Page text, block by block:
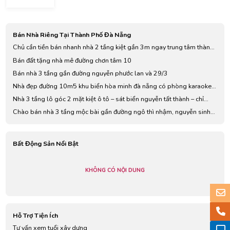
Bán Nhà Riêng Tại Thành Phố Đà Nẵng
Chủ cần tiền bán nhanh nhà 2 tầng kiệt gần 3m ngay trung tâm thành
phố
Bán đất tặng nhà mê đường chơn tâm 10
Bán nhà 3 tầng gần đường nguyễn phước lan và 29/3
Nhà đẹp đường 10m5 khu biển hòa minh đà nẵng có phòng karaoke,
full nội thất cao cấp.
Nhà 3 tầng lô góc 2 mặt kiệt ô tô – sát biển nguyễn tất thành – chỉ
4.65 t.ỷ .
Chào bán nhà 3 tầng mộc bài gần đường ngô thì nhậm, nguyễn sinh
Bất Động Sản Nổi Bật
KHÔNG CÓ NỘI DUNG
Hỗ Trợ Tiện Ích
Tư vấn xem tuổi xây dựng